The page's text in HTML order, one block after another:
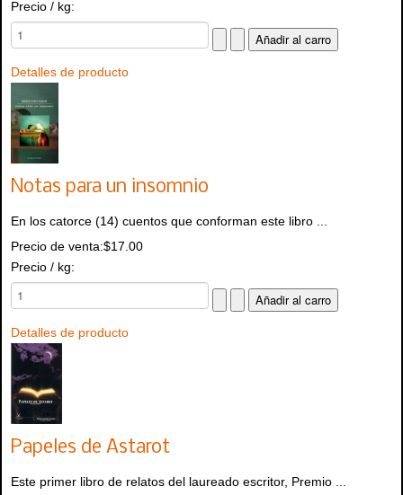
Precio / kg:
Detalles de producto
Notas para un insomnio
En los catorce (14) cuentos que conforman este libro ...
Precio de venta:$17.00
Precio / kg:
Detalles de producto
Papeles de Astarot
Este primer libro de relatos del laureado escritor, Premio ...